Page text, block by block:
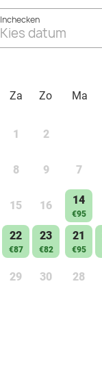
Inchecken
Kies datum
Za Zo
1 2
8 9
15 16
22
€87
23
€82
29 30
Ma
7
14
€95
21
€95
28